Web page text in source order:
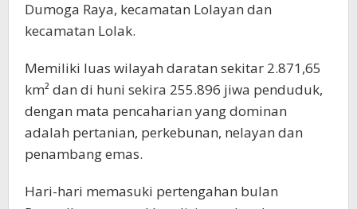
Dumoga Raya, kecamatan Lolayan dan
kecamatan Lolak.
Memiliki luas wilayah daratan sekitar 2.871,65
km² dan di huni sekira 255.896 jiwa penduduk,
dengan mata pencaharian yang dominan
adalah pertanian, perkebunan, nelayan dan
penambang emas.
Hari-hari memasuki pertengahan bulan